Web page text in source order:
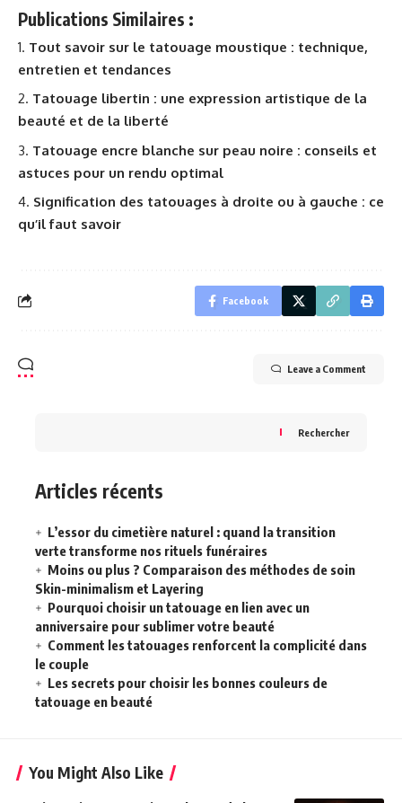
Publications Similaires :
Tout savoir sur le tatouage moustique : technique,
entretien et tendances
Tatouage libertin : une expression artistique de la
beauté et de la liberté
Tatouage encre blanche sur peau noire : conseils et
astuces pour un rendu optimal
Signification des tatouages à droite ou à gauche : ce
qu’il faut savoir
Facebook
Leave a Comment
Rechercher
Articles récents
L’essor du cimetière naturel : quand la transition
verte transforme nos rituels funéraires
Moins ou plus ? Comparaison des méthodes de soin
Skin-minimalism et Layering
Pourquoi choisir un tatouage en lien avec un
anniversaire pour sublimer votre beauté
Comment les tatouages renforcent la complicité dans
le couple
Les secrets pour choisir les bonnes couleurs de
tatouage en beauté
You Might Also Like